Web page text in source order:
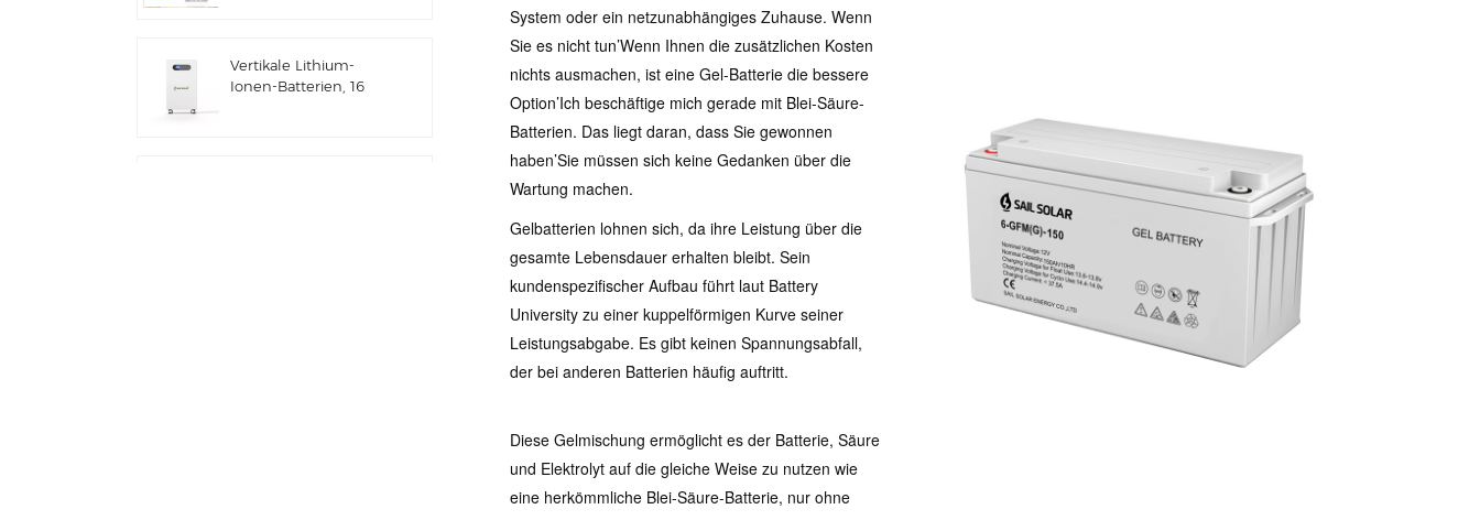
System oder ein netzunabhängiges Zuhause. Wenn
Sie es nicht tun’Wenn Ihnen die zusätzlichen Kosten
nichts ausmachen, ist eine Gel-Batterie die bessere
Option’Ich beschäftige mich gerade mit Blei-Säure-
Batterien. Das liegt daran, dass Sie gewonnen
haben’Sie müssen sich keine Gedanken über die
Wartung machen.
Gelbatterien lohnen sich, da ihre Leistung über die
gesamte Lebensdauer erhalten bleibt. Sein
kundenspezifischer Aufbau führt laut Battery
University zu einer kuppelförmigen Kurve seiner
Leistungsabgabe. Es gibt keinen Spannungsabfall,
der bei anderen Batterien häufig auftritt.
Diese Gelmischung ermöglicht es der Batterie, Säure
und Elektrolyt auf die gleiche Weise zu nutzen wie
eine herkömmliche Blei-Säure-Batterie, nur ohne
Anwendungen IP66
ESS
Vertikale Lithium-
Ionen-Batterien, 16